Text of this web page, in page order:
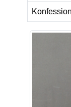
Konfession